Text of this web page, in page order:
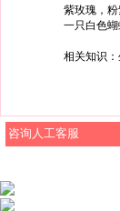
紫玫瑰，
一只白色蝴
相关知识
咨询人工客服